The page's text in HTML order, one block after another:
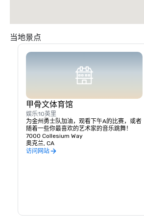
当地景点
甲骨文体育馆
娱乐10英里
为金州勇士队加油，观看下午A的比赛，或者
随着一些你最喜欢的艺术家的音乐跳舞！
7000 Collesium Way
奥克兰, CA
访问网站